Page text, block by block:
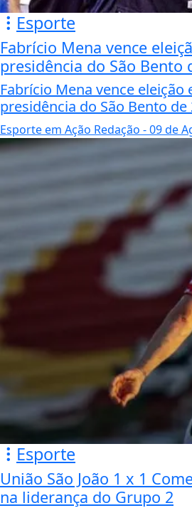
Esporte
Fabrício Mena vence
presidência do São Bento
Fabrício Mena vence eleição
presidência do São Bento de
Esporte em Ação Redação - 09 de
Esporte
União São João 1 x 1
na liderança do Grupo 2